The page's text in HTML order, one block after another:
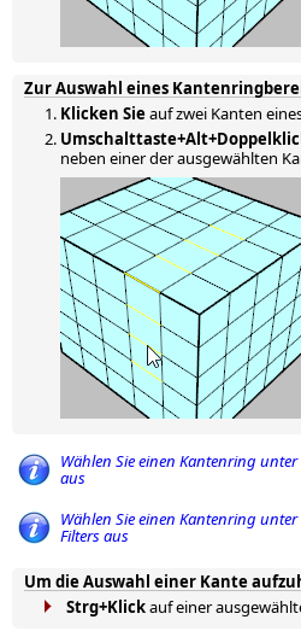
Zur Auswahl eines
Klicken Sie auf zwei Kanten
neben einer der ausgewählten
Wählen Sie einen Kantenring
aus
Wählen Sie einen Kantenring
Filters aus
Um die Auswahl einer Kante
Strg+Klickauf einer